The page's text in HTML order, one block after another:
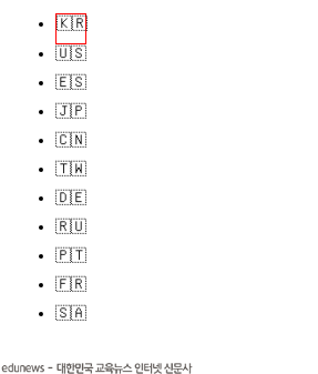
🇰🇷
🇺🇸
🇪🇸
🇯🇵
🇨🇳
🇹🇼
🇩🇪
🇷🇺
🇵🇹
🇫🇷
🇸🇦